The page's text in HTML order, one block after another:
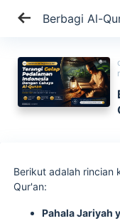
Berbagi Al-
Berikut adalah rincian
Qur'an:
Pahala Jariyah